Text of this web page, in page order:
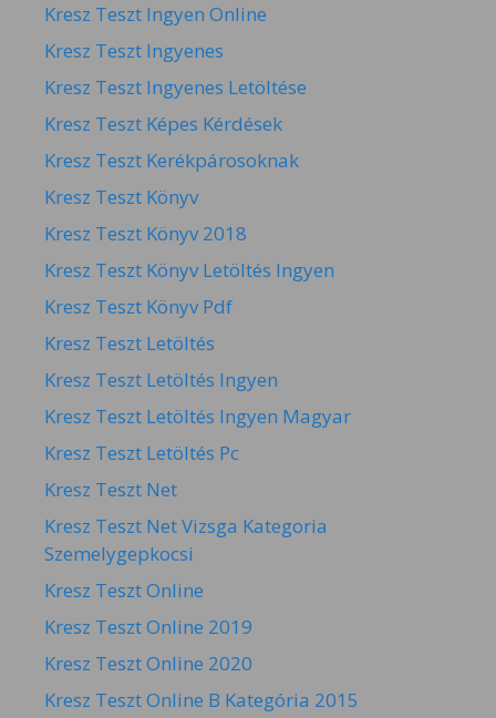
Kresz Teszt Ingyen Online
Kresz Teszt Ingyenes
Kresz Teszt Ingyenes Letöltése
Kresz Teszt Képes Kérdések
Kresz Teszt Kerékpárosoknak
Kresz Teszt Könyv
Kresz Teszt Könyv 2018
Kresz Teszt Könyv Letöltés Ingyen
Kresz Teszt Könyv Pdf
Kresz Teszt Letöltés
Kresz Teszt Letöltés Ingyen
Kresz Teszt Letöltés Ingyen Magyar
Kresz Teszt Letöltés Pc
Kresz Teszt Net
Kresz Teszt Net Vizsga Kategoria
Szemelygepkocsi
Kresz Teszt Online
Kresz Teszt Online 2019
Kresz Teszt Online 2020
Kresz Teszt Online B Kategória 2015